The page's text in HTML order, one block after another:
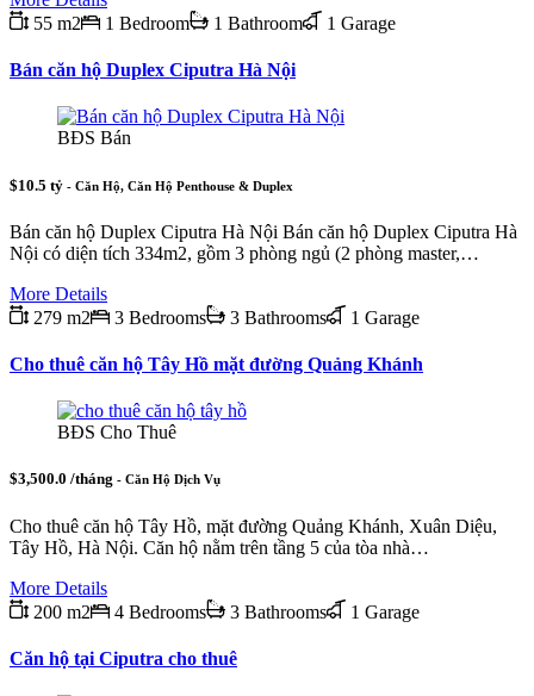
55 m2
1 Bedroom 1 Bathroom 1 Garage
Bán căn hộ Duplex Ciputra Hà Nội
BĐS Bán
$10.5 tỷ - Căn Hộ, Căn Hộ Penthouse & Duplex
Bán căn hộ Duplex Ciputra Hà Nội Bán căn hộ Duplex Ciputra Hà
Nội có diện tích 334m2, gồm 3 phòng ngủ (2 phòng master,…
More Details
279 m2
3 Bedrooms 3 Bathrooms 1 Garage
Cho thuê căn hộ Tây Hồ mặt đường Quảng Khánh
BĐS Cho Thuê
$3,500.0 /tháng - Căn Hộ Dịch Vụ
Cho thuê căn hộ Tây Hồ, mặt đường Quảng Khánh, Xuân Diệu,
Tây Hồ, Hà Nội. Căn hộ nằm trên tầng 5 của tòa nhà…
More Details
200 m2
4 Bedrooms 3 Bathrooms 1 Garage
Căn hộ tại Ciputra cho thuê